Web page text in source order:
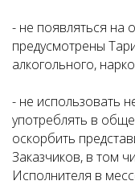
- не появляться на
предусмотрены
алкогольного,
- не использовать
употреблять в
оскорбить
Заказчиков, в том
Исполнителя в